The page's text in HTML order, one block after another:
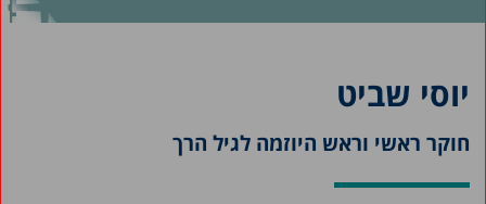
יוסי שביט
חוקר ראשי וראש היוזמה לגיל הרך